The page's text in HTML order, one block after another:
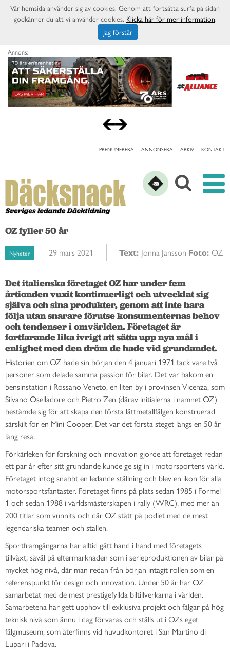
Annons:
PRENUMERERA ANNONSERA ARKIV KONTAKT
OZ fyller 50 år
Nyheter 29 mars 2021 Text: Jonna Jansson Foto: OZ
Det italienska företaget OZ har under fem
årtionden vuxit kontinuerligt och utvecklat sig
själva och sina produkter, genom att inte bara
följa utan snarare förutse konsumenternas behov
och tendenser i omvärlden. Företaget är
fortfarande lika ivrigt att sätta upp nya mål i
enlighet med den dröm de hade vid grundandet.
Historien om OZ hade sin början den 4 januari 1971 tack vare två
personer som delade samma passion för bilar. Det var bakom en
bensinstation i Rossano Veneto, en liten by i provinsen Vicenza, som
Silvano Oselladore och Pietro Zen (därav initialerna i namnet OZ)
bestämde sig för att skapa den första lättmetallfälgen konstruerad
särskilt för en Mini Cooper. Det var det första steget längs en 50 år
lång resa.
Förkärleken för forskning och innovation gjorde att företaget redan
ett par år efter sitt grundande kunde ge sig in i motorsportens värld.
Företaget intog snabbt en ledande ställning och blev en ikon för alla
motorsportsfantaster. Företaget finns på plats sedan 1985 i Formel
1 och sedan 1988 i världsmästerskapen i rally (WRC), med mer än
200 titlar som vunnits och där OZ stått på podiet med de mest
legendariska teamen och stallen.
Sportframgångarna har alltid gått hand i hand med företagets
tillväxt, såväl på eftermarknaden som i serieproduktionen av bilar på
mycket hög nivå, där man redan från början intagit rollen som en
referenspunkt för design och innovation. Under 50 år har OZ
samarbetat med de mest prestigefyllda biltillverkarna i världen.
Samarbetena har gett upphov till exklusiva projekt och fälgar på hög
teknisk nivå som ännu i dag förvaras och ställs ut i OZs eget
fälgmuseum, som återfinns vid huvudkontoret i San Martino di
Lupari i Padova.
Vår hemsida använder sig av cookies. Genom att fortsätta surfa på sidan
godkänner du att vi använder cookies. Klicka här för mer information.
Jag förstår